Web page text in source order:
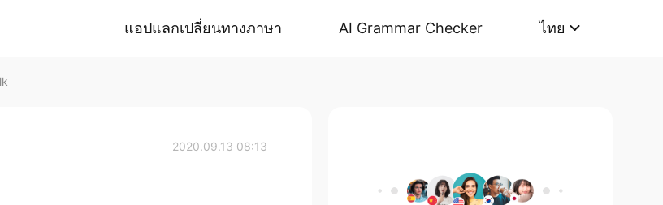
แอปแลกเปลี่ยนทางภาษา AI Grammar Checker ไทย
2020.09.13 08:13